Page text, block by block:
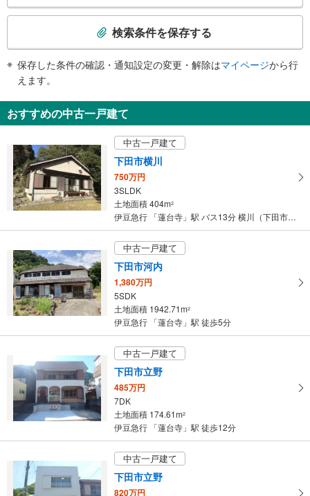
検
知
を
け
取
る
・
条
マ
イ
ペ
ー
ジ
存
す
る
検索条件を保存する
保存した条件の確認・通知設定の変更・解除はマイページから行
えます。
おすすめの中古一戸建て
中古一戸建て
下田市横川
750万円
3SLDK
土地面積 404m2
伊豆急行 「蓮台寺」駅 バス13分 横川（下田市） バス停下車 徒歩27分
中古一戸建て
下田市河内
1,380万円
5SDK
土地面積 1942.71m2
伊豆急行 「蓮台寺」駅 徒歩5分
中古一戸建て
下田市立野
485万円
7DK
土地面積 174.61m2
伊豆急行 「蓮台寺」駅 徒歩12分
中古一戸建て
下田市立野
820万円